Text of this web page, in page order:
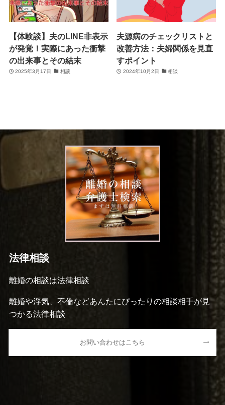
【体験談】夫のLINE非表示
が発覚！実際にあった衝撃
の出来事とその結末
2025年3月17日 相談
夫源病のチェックリストと
改善方法：夫婦関係を見直
すポイント
2024年10月2日 相談
法律相談
離婚の相談は法律相談
離婚や浮気、不倫などあんたにぴったりの相談相手が見
つかる法律相談
お問い合わせはこちら